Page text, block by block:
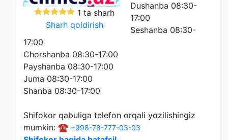
1 ta sharh
Sharh qoldirish
Dushanba 08:30-
17:00
Seshanba 08:30-
17:00
Chorshanba 08:30-17:00
Payshanba 08:30-17:00
Juma 08:30-17:00
Shanba 08:30-17:00
Shifokor qabuliga telefon orqali yozilishingiz
mumkin: ☎️ +998-78-777-03-03